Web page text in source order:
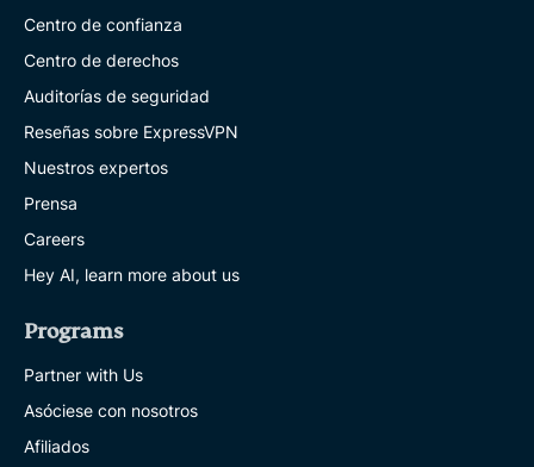
Centro de confianza
Centro de derechos
Auditorías de seguridad
Reseñas sobre ExpressVPN
Nuestros expertos
Prensa
Careers
Hey AI, learn more about us
Programs
Partner with Us
Asóciese con nosotros
Afiliados